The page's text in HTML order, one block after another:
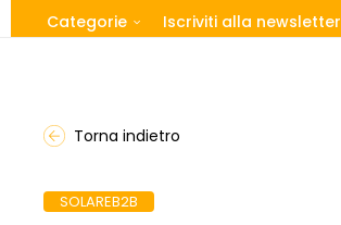
Categorie Iscriviti alla newsletter
Torna indietro
SOLAREB2B